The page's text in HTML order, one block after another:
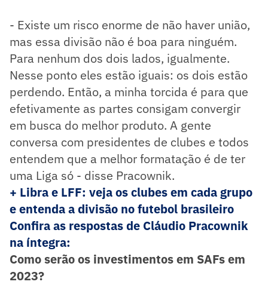
- Existe um risco enorme de não haver união,
mas essa divisão não é boa para ninguém.
Para nenhum dos dois lados, igualmente.
Nesse ponto eles estão iguais: os dois estão
perdendo. Então, a minha torcida é para que
efetivamente as partes consigam convergir
em busca do melhor produto. A gente
conversa com presidentes de clubes e todos
entendem que a melhor formatação é de ter
uma Liga só - disse Pracownik.
+ Libra e LFF: veja os clubes em cada grupo
e entenda a divisão no futebol brasileiro
Confira as respostas de Cláudio Pracownik
na íntegra:
Como serão os investimentos em SAFs em
2023?